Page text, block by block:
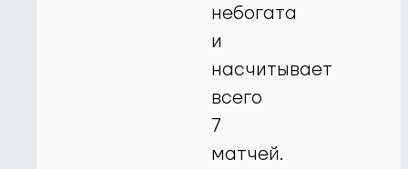
небогата
и
насчитывает
всего
7
матчей.